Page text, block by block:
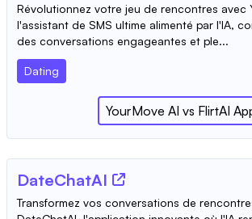
Révolutionnez votre jeu de rencontres avec
l'assistant de SMS ultime alimenté par l'IA,
des conversations engageantes et ple...
Dating
YourMove AI vs FlirtAI
DateChatAI
Transformez vos conversations de